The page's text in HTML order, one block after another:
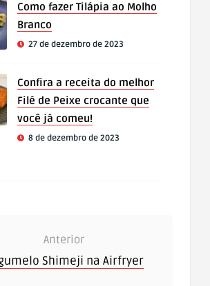
Como fazer Tilápia ao Molho
Branco
27 de dezembro de 2023
Confira a receita do melhor
Filé de Peixe crocante que
você já comeu!
8 de dezembro de 2023
Anterior
Shimeji na Airfryer